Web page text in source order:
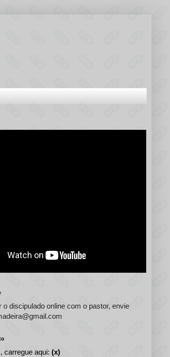
o discipulado online com o pastor, envie
carregue aqui: (x)